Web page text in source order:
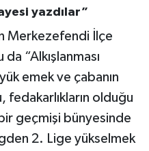
yazdılar”
Merkezefendi İlçe
“Alkışlanması
emek ve çabanın
fedakarlıkların olduğu
geçmişi bünyesinde
2. Lige yükselmek